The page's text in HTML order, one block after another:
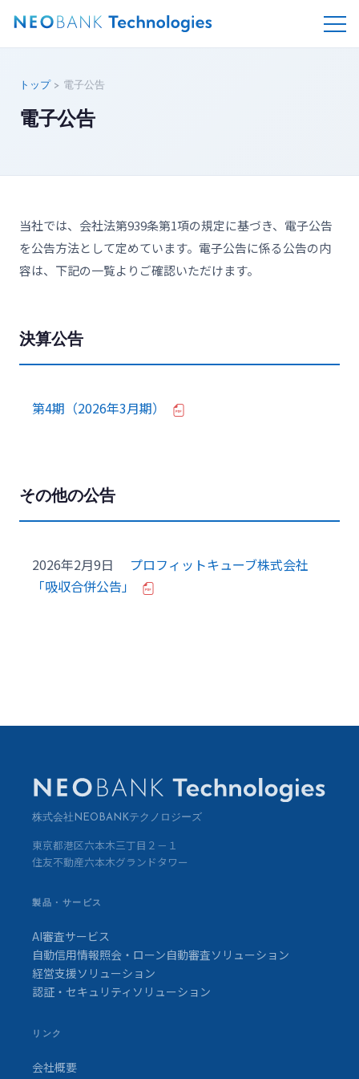
トップ > 電子公告
電子公告
当社では、会社法第939条第1項の規定に基づき、電子公告
を公告方法として定めています。電子公告に係る公告の内
容は、下記の一覧よりご確認いただけます。
決算公告
第4期（2026年3月期）
その他の公告
2026年2月9日
プロフィットキューブ株式会社
「吸収合併公告」
株式会社NEOBANKテクノロジーズ
東京都港区六本木三丁目２－１
住友不動産六本木グランドタワー
製品・サービス
AI審査サービス
自動信用情報照会・ローン自動審査ソリューション
経営支援ソリューション
認証・セキュリティソリューション
リンク
会社概要